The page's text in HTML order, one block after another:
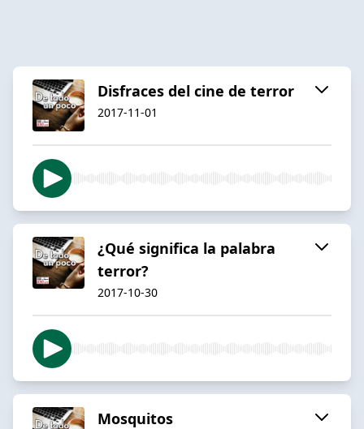
Disfraces del cine de terror
2017-11-01
¿Qué significa la palabra
terror?
2017-10-30
Mosquitos